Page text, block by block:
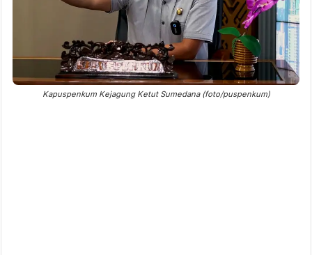
Kapuspenkum Kejagung Ketut Sumedana (foto/puspenkum)